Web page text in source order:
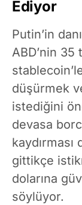
Ediyor
Putin’in
ABD’nin 35
düşürmek
istediğini
devasa
gittikçe
dolarına
söylüyor.